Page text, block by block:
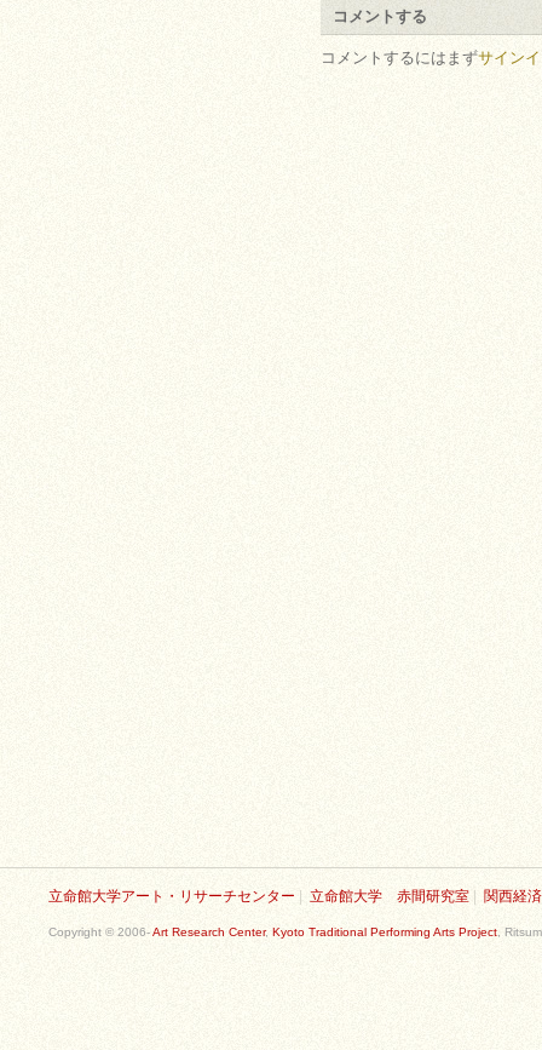
コメントする
コメントするにはまずサイン
立命館大学アート・リサーチセンター 立命館大学 赤間研究室 関西経
Copyright © 2006-Art Research Center, Kyoto Traditional Performing Arts Project ,